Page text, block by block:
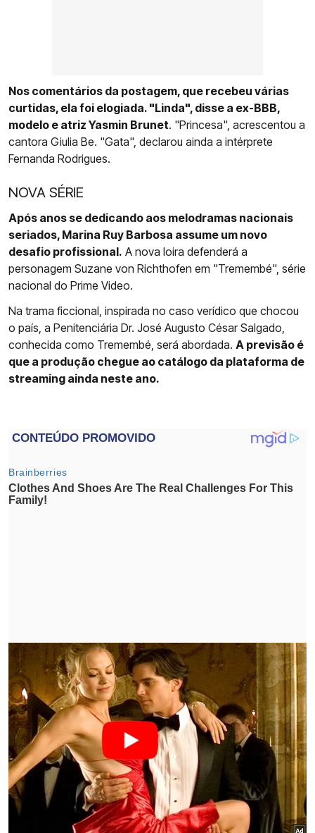
Nos comentários da postagem, que recebeu várias
curtidas, ela foi elogiada. "Linda", disse a ex-BBB,
modelo e atriz Yasmin Brunet. "Princesa", acrescentou a
cantora Giulia Be. "Gata", declarou ainda a intérprete
Fernanda Rodrigues.
NOVA SÉRIE
Após anos se dedicando aos melodramas nacionais
seriados, Marina Ruy Barbosa assume um novo
desafio profissional. A nova loira defenderá a
personagem Suzane von Richthofen em "Tremembé", série
nacional do Prime Video.
Na trama ficcional, inspirada no caso verídico que chocou
o país, a Penitenciária Dr. José Augusto César Salgado,
conhecida como Tremembé, será abordada. A previsão é
que a produção chegue ao catálogo da plataforma de
streaming ainda neste ano.